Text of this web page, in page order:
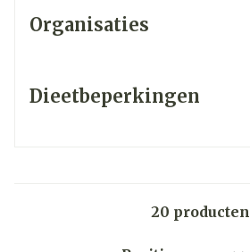
Organisaties
Dieetbeperkingen
20 producten